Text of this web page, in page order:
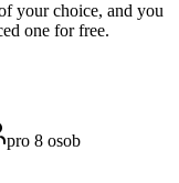
your choice, and you
one for free.
pro 8 osob